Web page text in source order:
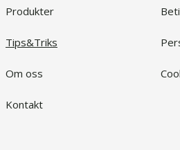
Produkter
Tips&Triks
Om oss
Kontakt